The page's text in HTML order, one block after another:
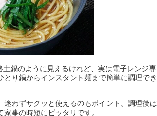
土鍋のように見えるけれど、実は電子レンジ専
り鍋からインスタント麺まで簡単に調理でき
わずサクッと使えるのもポイント。調理後は
事の時短にピッタリです。